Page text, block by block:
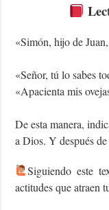
«Simón, hijo de
«Señor, tú lo sabes
«Apacienta mis
De esta manera,
a Dios. Y después
‍Siguiendo este
actitudes que atraen